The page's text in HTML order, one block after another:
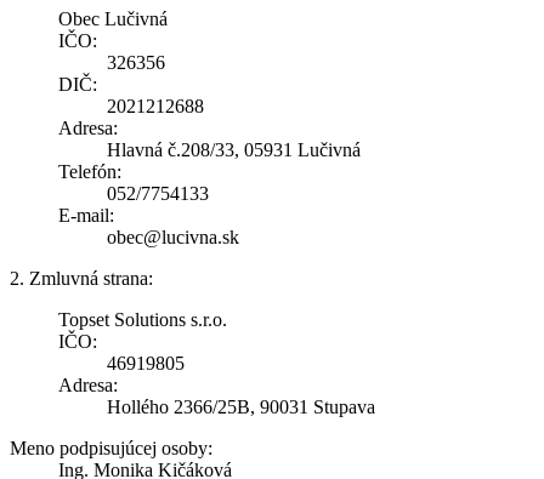
Obec Lučivná
IČO:
326356
DIČ:
2021212688
Adresa:
Hlavná č.208/33, 05931 Lučivná
Telefón:
052/7754133
E-mail:
obec@lucivna.sk
2. Zmluvná strana:
Topset Solutions s.r.o.
IČO:
46919805
Adresa:
Hollého 2366/25B, 90031 Stupava
Meno podpisujúcej osoby:
Ing. Monika Kičáková